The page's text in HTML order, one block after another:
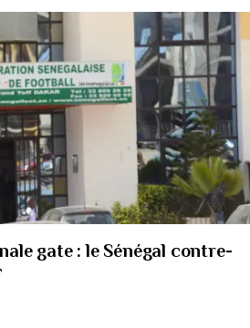
gate : le Sénégal contre-